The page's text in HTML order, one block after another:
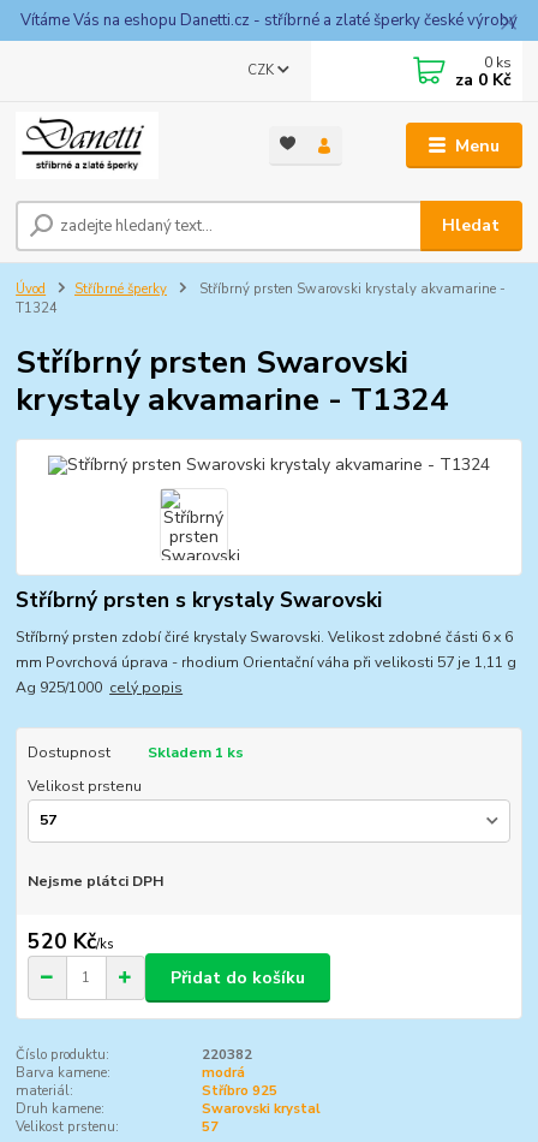
Vítáme Vás na eshopu Danetti.cz - stříbrné a zlaté šperky české výroby
Menu
CZK
Hledat
0 ks
za 0 Kč
Úvod Stříbrné šperky
Stříbrný prsten Swarovski krystaly akvamarine -
T1324
Stříbrný prsten Swarovski
krystaly akvamarine - T1324
Stříbrný prsten s krystaly Swarovski
Stříbrný prsten zdobí čiré krystaly Swarovski. Velikost zdobné části 6 x 6
mm Povrchová úprava - rhodium Orientační váha při velikosti 57 je 1,11 g
Ag 925/1000 celý popis
Dostupnost
Skladem 1 ks
Velikost prstenu
Nejsme plátci DPH
520 Kč/ks
Přidat do košíku
Číslo produktu:
220382
Barva kamene:
modrá
materiál:
Stříbro 925
Druh kamene:
Swarovski krystal
Velikost prstenu:
57